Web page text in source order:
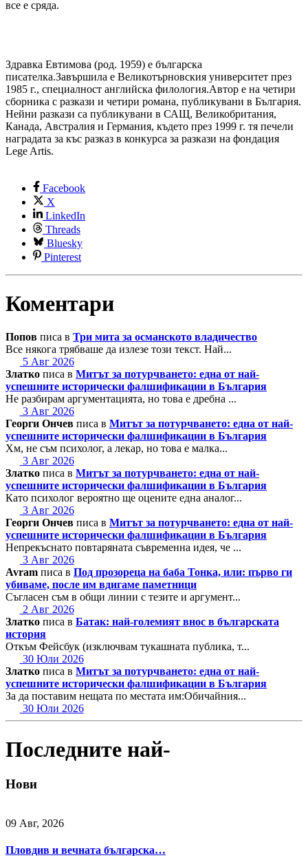
все е сряда.
Здравка Евтимова (род. 1959) е българска
писателка.Завършила е Великотърновския университет през
1985 г., специалност английска филология.Автор е на четири
сборника с разкази и четири романа, публикувани в България.
Нейни разкази са публикувани в САЩ, Великобритания,
Канада, Австралия и Германия, където през 1999 г. тя печели
наградата за къс разказ в конкурса за разкази на фондация
Lege Artis.
Facebook
X
LinkedIn
Threads
Bluesky
Pinterest
Коментари
Попов писа в Три мита за османското владичество
Все някога трябваше да излезе този текст. Най...
5 Авг 2026
Златко писа в Митът за потурчването: една от най-
успешните исторически фалшификации в България
Не разбирам аргументацията, но това е дребна ...
3 Авг 2026
Георги Ончев писа в Митът за потурчването: една от най-
успешните исторически фалшификации в България
Хм, не съм психолог, а лекар, но това е малка...
3 Авг 2026
Златко писа в Митът за потурчването: една от най-
успешните исторически фалшификации в България
Като психолог вероятно ще оцените една аналог...
3 Авг 2026
Георги Ончев писа в Митът за потурчването: една от най-
успешните исторически фалшификации в България
Непрекъснато повтаряната съвременна идея, че ...
3 Авг 2026
Avram писа в Под прозореца на баба Тонка, или: първо ги
убиваме, после им вдигаме паметници
Съгласен съм в общи линии с тезите и аргумент...
2 Авг 2026
Златко писа в Батак: най-големият внос в българската
история
Откъм Фейсбук (изключвам тукашната публика, т...
30 Юли 2026
Златко писа в Митът за потурчването: една от най-
успешните исторически фалшификации в България
За да поставим нещата по местата им:Обичайния...
30 Юли 2026
Последните най-
Нови
09 Авг, 2026
Пловдив и вечната българска…